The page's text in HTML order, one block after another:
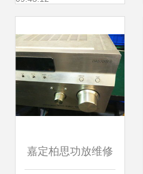
嘉定柏思功放维修